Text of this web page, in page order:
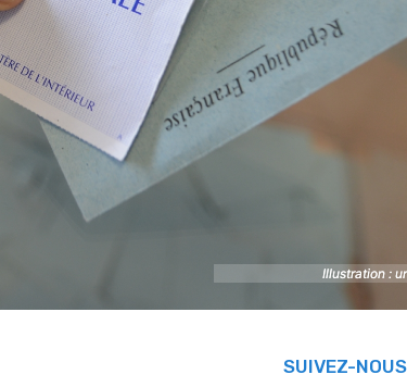
Illustration :
Illustration :
SUIVEZ-NOUS